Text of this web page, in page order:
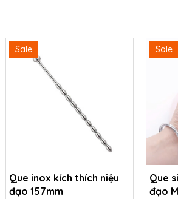
Sale
Que inox kích thích niệu
đạo 157mm
Sale
Que
đạo